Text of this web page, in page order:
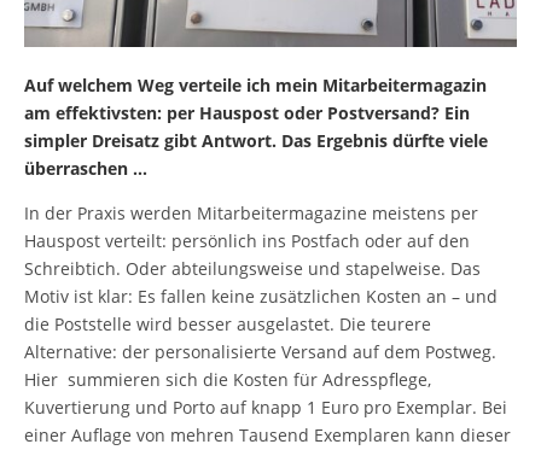
Auf welchem Weg verteile ich mein Mitarbeitermagazin
am effektivsten: per Hauspost oder Postversand? Ein
simpler Dreisatz gibt Antwort. Das Ergebnis dürfte viele
überraschen …
In der Praxis werden Mitarbeitermagazine meistens per
Hauspost verteilt: persönlich ins Postfach oder auf den
Schreibtich. Oder abteilungsweise und stapelweise. Das
Motiv ist klar: Es fallen keine zusätzlichen Kosten an – und
die Poststelle wird besser ausgelastet. Die teurere
Alternative: der personalisierte Versand auf dem Postweg.
Hier summieren sich die Kosten für Adresspflege,
Kuvertierung und Porto auf knapp 1 Euro pro Exemplar. Bei
einer Auflage von mehren Tausend Exemplaren kann dieser